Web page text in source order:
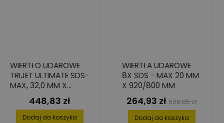
WIERTŁO UDAROWE
TRIJET ULTIMATE SDS-
MAX, 32,0 MM X
400/520 MM
Cena
448,83 zł
Dodaj do koszyka
WIERTŁA UDAROWE
8X SDS - MAX 20 MM
X 920/800 MM
Cena
264,93 zł Cena
podstawowa
529,85 zł
Dodaj do koszyka